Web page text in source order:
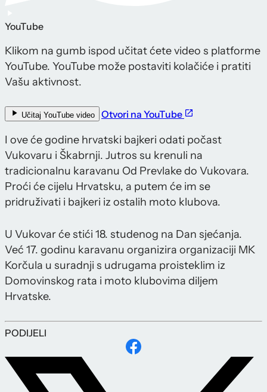
YouTube
Klikom na gumb ispod učitat ćete video s platforme
YouTube. YouTube može postaviti kolačiće i pratiti
Vašu aktivnost.
Učitaj YouTube video Otvori na YouTube
I ove će godine hrvatski bajkeri odati počast
Vukovaru i Škabrnji. Jutros su krenuli na
tradicionalnu karavanu Od Prevlake do Vukovara.
Proći će cijelu Hrvatsku, a putem će im se
pridruživati i bajkeri iz ostalih moto klubova.
U Vukovar će stići 18. studenog na Dan sjećanja.
Već 17. godinu karavanu organizira organizaciji MK
Korčula u suradnji s udrugama proisteklim iz
Domovinskog rata i moto klubovima diljem
Hrvatske.
PODIJELI